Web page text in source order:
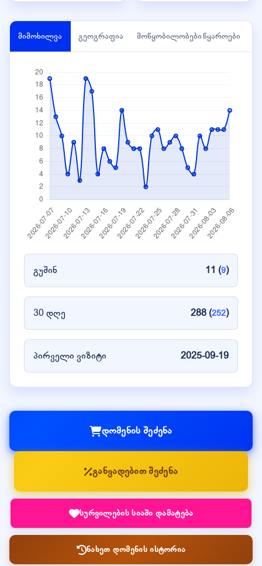
მიმოხილვა გეოგრაფია მოწყობილობებიწყაროები
გუშინ 11 (9)
30 დღე 288 (252)
პირველი ვიზიტი 2025-09-19
დომენის შეძენა
განვადებით შეძენა
სურვილების სიაში დამატება
ნახეთ დომენის ისტორია